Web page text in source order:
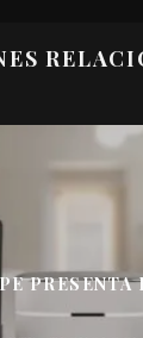
PRESENTA